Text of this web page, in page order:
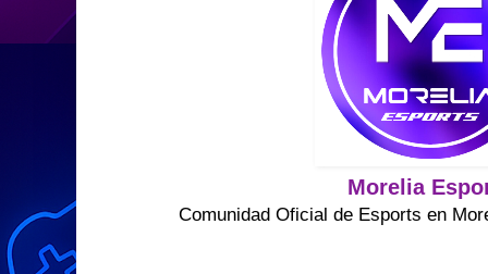
Morelia
Comunidad Oficial de Esports en